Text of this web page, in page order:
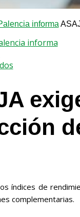
informa
informa
índices de
complementarias.